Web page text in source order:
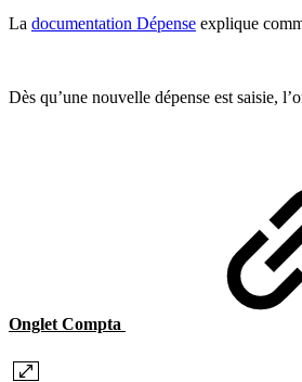
La documentation Dépense explique
Dès qu’une nouvelle dépense est saisie,
Onglet Compta